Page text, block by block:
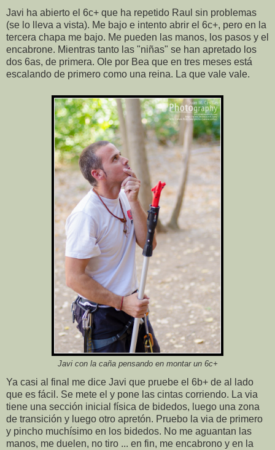
Javi ha abierto el 6c+ que ha repetido Raul sin problemas
(se lo lleva a vista). Me bajo e intento abrir el 6c+, pero en la
tercera chapa me bajo. Me pueden las manos, los pasos y el
encabrone. Mientras tanto las "niñas" se han apretado los
dos 6as, de primera. Ole por Bea que en tres meses está
escalando de primero como una reina. La que vale vale.
Javi con la caña pensando en montar un 6c+
Ya casi al final me dice Javi que pruebe el 6b+ de al lado
que es fácil. Se mete el y pone las cintas corriendo. La via
tiene una sección inicial física de bidedos, luego una zona
de transición y luego otro apretón. Pruebo la via de primero
y pincho muchísimo en los bidedos. No me aguantan las
manos, me duelen, no tiro ... en fin, me encabrono y en la